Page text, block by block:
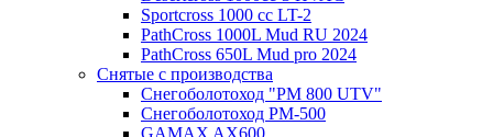
Sportcross 1000 cc LT-2
PathCross 1000L Mud RU 2024
PathCross 650L Mud pro 2024
Снятые с производства
Снегоболотоход "РМ 800 UTV"
Снегоболотоход РМ-500
GAMAX AX600